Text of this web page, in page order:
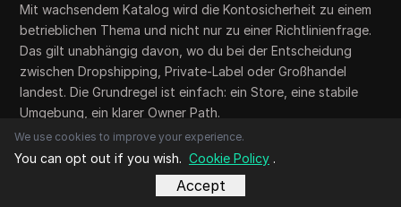
Mit wachsendem Katalog wird die Kontosicherheit zu einem
betrieblichen Thema und nicht nur zu einer Richtlinienfrage.
Das gilt unabhängig davon, wo du bei der Entscheidung
zwischen Dropshipping, Private-Label oder Großhandel
landest. Die Grundregel ist einfach: ein Store, eine stabile
Umgebung, ein klarer Owner Path.
Warum die Skalierung über Filialen hinweg das
Erkennungs- und Koordinationsrisiko erhöht
We use cookies to improve your experience.
You can opt out if you wish. Cookie Policy .
Accept